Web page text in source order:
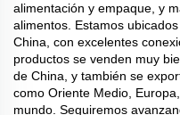
alimentación y empaque, y
alimentos. Estamos
China, con excelentes
productos se venden muy
de China, y también se
como Oriente Medio,
mundo. Seguiremos